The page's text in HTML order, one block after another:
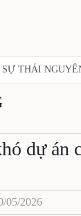
THÁI
dự án
05/2026